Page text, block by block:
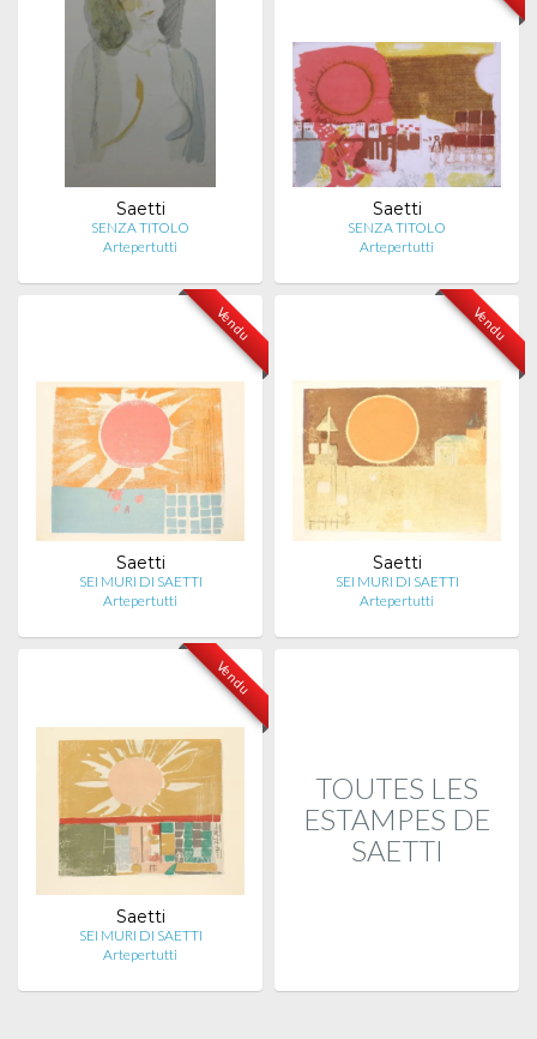
Saetti
SENZA TITOLO
Artepertutti
Saetti
SENZA TITOLO
Artepertutti
Vendu
Saetti
SEI MURI DI SAETTI
Artepertutti
Vendu
Saetti
SEI MURI DI SAETTI
Artepertutti
Vendu
Saetti
SEI MURI DI SAETTI
Artepertutti
TOUTES LES
ESTAMPES DE
SAETTI